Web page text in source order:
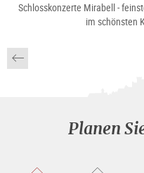
Schlosskonzerte Mirabell -
im schönsten
Planen